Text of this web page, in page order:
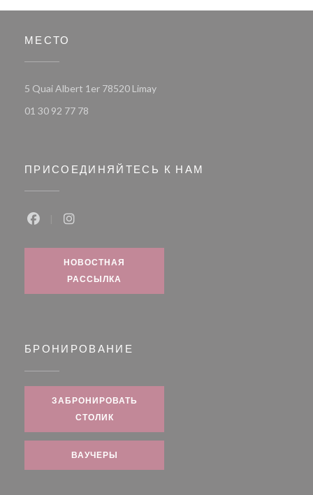
МЕСТО
5 Quai Albert 1er 78520 Limay((открывается в новом окне))
01 30 92 77 78
ПРИСОЕДИНЯЙТЕСЬ К НАМ
НОВОСТНАЯ
РАССЫЛКА
БРОНИРОВАНИЕ
ЗАБРОНИРОВАТЬ
СТОЛИК
ВАУЧЕРЫ